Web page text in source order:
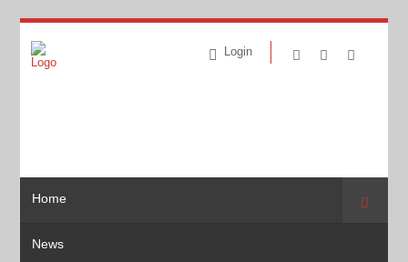
Login
Home
News
Suche